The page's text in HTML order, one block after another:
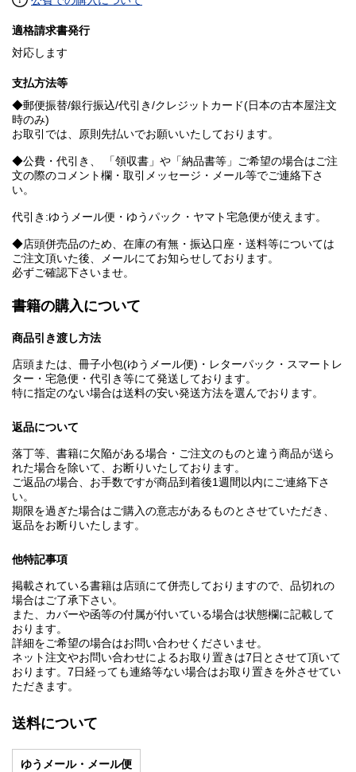
適格請求書発行
対応します
支払方法等
◆郵便振替/銀行振込/代引き/クレジットカード(日本の古本屋注文
時のみ)
お取引では、原則先払いでお願いいたしております。
◆公費・代引き、 「領収書」や「納品書等」ご希望の場合はご注
文の際のコメント欄・取引メッセージ・メール等でご連絡下さ
い。
代引き:ゆうメール便・ゆうパック・ヤマト宅急便が使えます。
◆店頭併売品のため、在庫の有無・振込口座・送料等については
ご注文頂いた後、メールにてお知らせしております。
必ずご確認下さいませ。
書籍の購入について
商品引き渡し方法
店頭または、冊子小包(ゆうメール便)・レターパック・スマートレ
ター・宅急便・代引き等にて発送しております。
特に指定のない場合は送料の安い発送方法を選んでおります。
返品について
落丁等、書籍に欠陥がある場合・ご注文のものと違う商品が送ら
れた場合を除いて、お断りいたしております。
ご返品の場合、お手数ですが商品到着後1週間以内にご連絡下さ
い。
期限を過ぎた場合はご購入の意志があるものとさせていただき、
返品をお断りいたします。
他特記事項
掲載されている書籍は店頭にて併売しておりますので、品切れの
場合はご了承下さい。
また、カバーや函等の付属が付いている場合は状態欄に記載して
おります。
詳細をご希望の場合はお問い合わせくださいませ。
ネット注文やお問い合わせによるお取り置きは7日とさせて頂いて
おります。7日経っても連絡等ない場合はお取り置きを外させてい
ただきます。
送料について
ゆうメール・メール便